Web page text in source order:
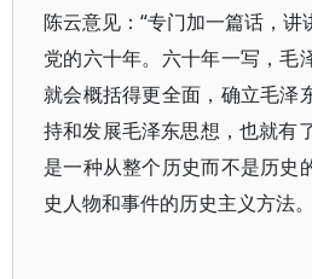
陈云意见：“专门加一篇话，
党的六十年。六十年一写，毛
就会概括得更全面，确立毛泽
持和发展毛泽东思想，也就有
是一种从整个历史而不是历史
史人物和事件的历史主义方法。